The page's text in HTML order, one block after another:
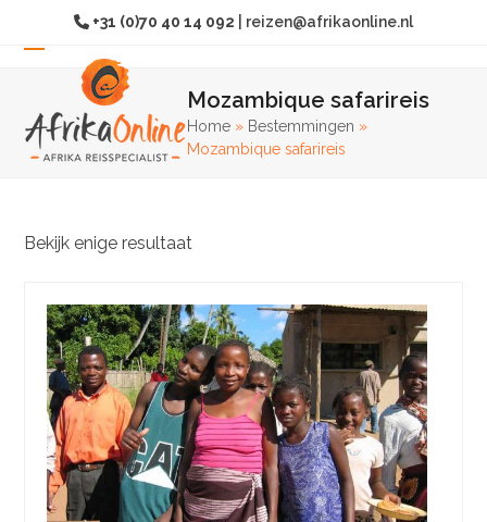
Overslaan
hoofdinhoud
+31 (0)70 40 14 092 reizen@afrikaonline.nl
Open
mobiel
menu
mobiel
menu
Mozambique safarireis
Home » Bestemmingen »
Mozambique safarireis
Bekijk enige resultaat